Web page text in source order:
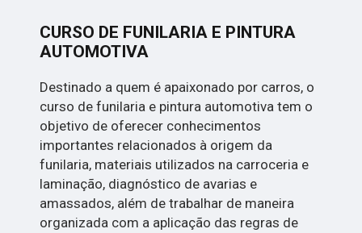
CURSO DE FUNILARIA E PINTURA
AUTOMOTIVA
Destinado a quem é apaixonado por carros, o
curso de funilaria e pintura automotiva tem o
objetivo de oferecer conhecimentos
importantes relacionados à origem da
funilaria, materiais utilizados na carroceria e
laminação, diagnóstico de avarias e
amassados, além de trabalhar de maneira
organizada com a aplicação das regras de